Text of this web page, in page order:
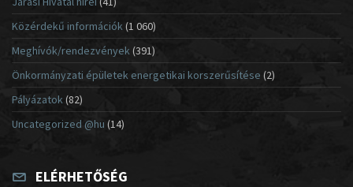
Közérdekű információk(1 060)
Meghívók/rendezvények (391)
Önkormányzati épületek energetikai korszerűsítése (2)
Pályázatok (82)
Uncategorized @hu (14)
ELÉRHETŐSÉG